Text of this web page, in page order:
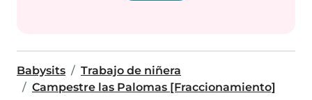
Babysits
Trabajo de niñera
Campestre las Palomas [Fraccionamiento]